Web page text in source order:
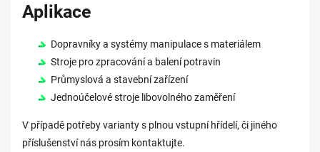
Aplikace
Dopravníky a systémy manipulace s materiálem
Stroje pro zpracování a balení potravin
Průmyslová a stavební zařízení
Jednoúčelové stroje libovolného zaměření
V případě potřeby varianty s plnou vstupní hřídelí, či jiného
příslušenství nás prosím kontaktujte.